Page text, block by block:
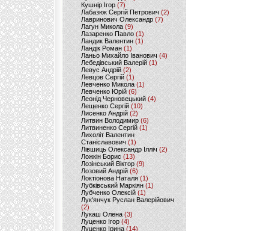
Кушнір Ігор(7)
Лабазюк Сергій Петрович (2)
Лавринович Олександр(7)
Лагун Микола(9)
Лазаренко Павло (1)
Ландик Валентин (1)
Ландік Роман (1)
Ланьо Михайло Іванович(4)
Лебедівський Валерій(1)
Левус Андрій(2)
Левцов Сергій (1)
Левченко Микола (1)
Левченко Юрій (6)
Леонід Черновецький (4)
Лещенко Сергій (10)
Лисенко Андрій (2)
Литвин Володимир (6)
Литвиненко Сергій (1)
Лихоліт Валентин
Станіславович (1)
Лівшиць Олександр Ілліч (2)
Ложкін Борис(13)
Лозінський Віктор(9)
Лозовий Андрій (6)
Локтіонова Наталя (1)
Лубківський Маркіян(1)
Лубченко Олексій (1)
Лук'янчук Руслан Валерійович
(2)
Лукаш Олена (3)
Луценко Ігор (4)
Луценко Ірина (14)